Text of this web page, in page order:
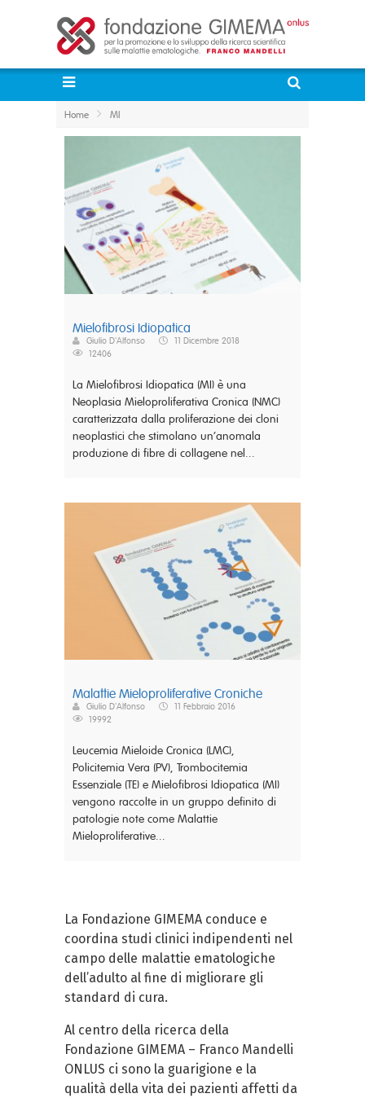
Home MI
Mielofibrosi Idiopatica
Giulio D'Alfonso
11 Dicembre 2018
12406
La Mielofibrosi Idiopatica (MI) è una
Neoplasia Mieloproliferativa Cronica (NMC)
caratterizzata dalla proliferazione dei cloni
neoplastici che stimolano un’anomala
produzione di fibre di collagene nel...
Malattie Mieloproliferative Croniche
Giulio D'Alfonso
11 Febbraio 2016
19992
Leucemia Mieloide Cronica (LMC),
Policitemia Vera (PV), Trombocitemia
Essenziale (TE) e Mielofibrosi Idiopatica (MI)
vengono raccolte in un gruppo definito di
patologie note come Malattie
Mieloproliferative...
La Fondazione GIMEMA conduce e
coordina studi clinici indipendenti nel
campo delle malattie ematologiche
dell’adulto al fine di migliorare gli
standard di cura.
Al centro della ricerca della
Fondazione GIMEMA – Franco Mandelli
ONLUS ci sono la guarigione e la
qualità della vita dei pazienti affetti da